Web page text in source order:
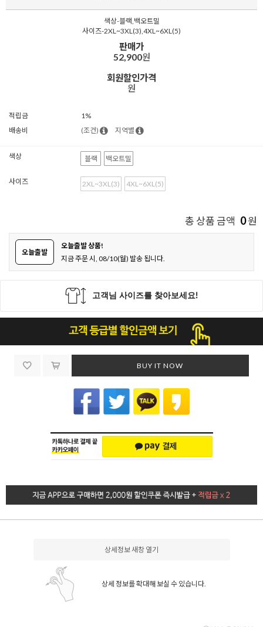
색상-블랙,백오트밀
사이즈-2XL~3XL(3),4XL~6XL(5)
판매가
52,900원
회원할인가격
원
적립금
1%
배송비
(조건) 지역별
색상 블랙 백오트밀
사이즈 2XL~3XL(3) 4XL~6XL(5)
총 상품 금액 0원
오늘출발
오늘출발 상품!
지금 주문 시, 08/10(월) 발송 됩니다.
BUY IT NOW
상세정보 새창 열기
상세 정보를 확대해 보실 수 있습니다.